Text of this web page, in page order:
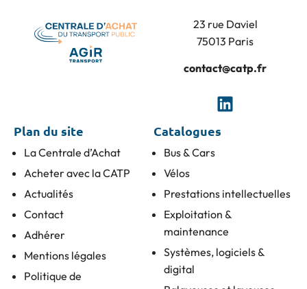
23 rue Daviel
75013 Paris
contact@catp.fr
Plan du site
La Centrale d’Achat
Acheter avec la CATP
Actualités
Contact
Adhérer
Mentions légales
Politique de
Catalogues
Bus & Cars
Vélos
Prestations intellectuelles
Exploitation &
maintenance
Systèmes, logiciels &
digital